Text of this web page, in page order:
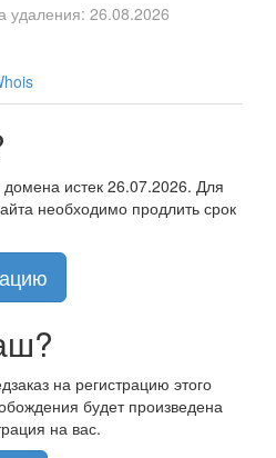
удаления: 26.08.2026
истек 26.07.2026. Для
необходимо продлить срок
на регистрацию этого
будет произведена
на вас.